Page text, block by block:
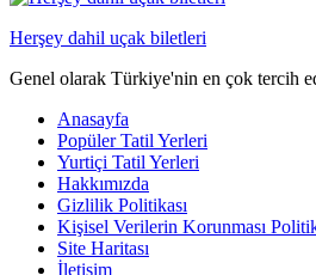
Herşey dahil uçak biletleri
Genel olarak Türkiye'nin en çok tercih
Anasayfa
Popüler Tatil Yerleri
Yurtiçi Tatil Yerleri
Hakkımızda
Gizlilik Politikası
Kişisel Verilerin Korunması
Site Haritası
İletişim